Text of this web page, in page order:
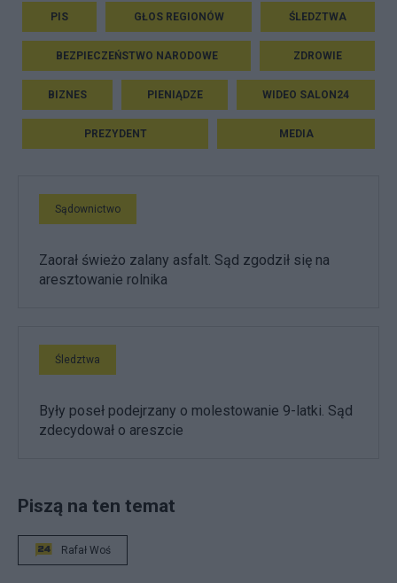
PIS GŁOS REGIONÓW ŚLEDZTWA
BEZPIECZEŃSTWO NARODOWE ZDROWIE
BIZNES PIENIĄDZE WIDEO SALON24
PREZYDENT MEDIA
Sądownictwo
Zaorał świeżo zalany asfalt. Sąd zgodził się na
aresztowanie rolnika
Śledztwa
Były poseł podejrzany o molestowanie 9-latki. Sąd
zdecydował o areszcie
Piszą na ten temat
Rafał Woś